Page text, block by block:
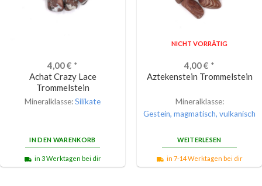
4,00€ *
Achat Crazy Lace
Trommelstein
Mineralklasse:Silikate
IN DEN WARENKORB
in 3 Werktagen bei dir
NICHT VORRÄTIG
4,00€ *
Aztekenstein Trommelstein
Mineralklasse:
Gestein, magmatisch, vulkanisch
WEITERLESEN
in 7-14 Werktagen bei dir